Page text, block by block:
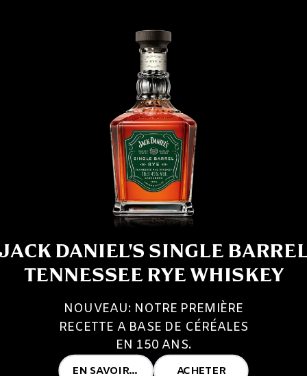
DANIEL'S SINGLE
TENNESSEE RYE WHISKEY
NOUVEAU: NOTRE PREMIÈRE
RECETTE A BASE DE CÉRÉALES
EN 150 ANS.
EN SAVOIR PLUS ACHETER